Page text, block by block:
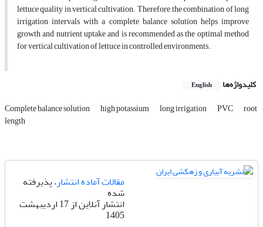
lettuce quality in vertical cultivation. Therefore, the combination of long
irrigation intervals with a complete balance solution helps improve
growth and nutrient uptake and is recommended as the optimal method
for vertical cultivation of lettuce in controlled environments.
کلیدواژه‌ها English
Complete balance solution high potassium long irrigation PVC root
length
مقالات آماده انتشار، پذیرفته
شده
انتشار آنلاین از 17 اردیبهشت
1405